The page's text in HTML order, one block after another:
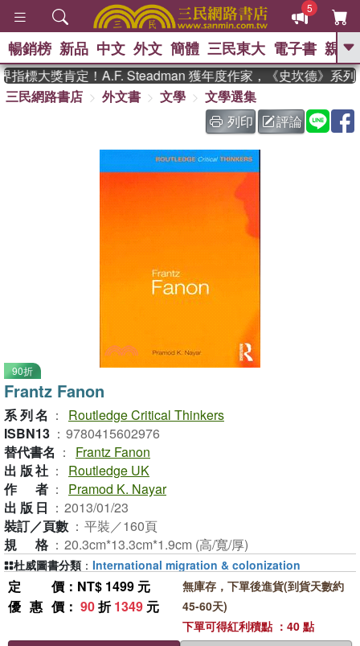
5
GO
熱搜： 東野圭吾 、
The Odyssey 、 父親節 、 如果歷
史是一群喵 、 暑期推薦 、 國際布克
獎 臺灣漫遊錄 、 方念華
登輝時代 、 數學女孩：黎曼猜想
偉大的迷走神經
暢銷榜 新品 中文 外文 簡體 三民東大 電子書 親子
標大獎肯定！A.F. Steadman 獲年度作家，《史坎德》系列
三民網路書店
外文書 文學
文學選集
列印
評論
90折
Frantz Fanon
系列名 ：
Routledge Critical Thinkers
ISBN13 ： 9780415602976
替代書名 ：
Frantz Fanon
出版社 ：
Routledge UK
作者 ：
Pramod K. Nayar
出版日 ： 2013/01/23
裝訂／頁數 ： 平裝／160頁
規格 ： 20.3cm*13.3cm*1.9cm (高/寬/厚)
定價 ：NT$ 1499 元
優惠價 ： 90折1349 元
無庫存，下單後進貨(到貨天數約
45-60天)
下單可得紅利積點 ：40 點
杜威圖書分類 ： International migration & colonization